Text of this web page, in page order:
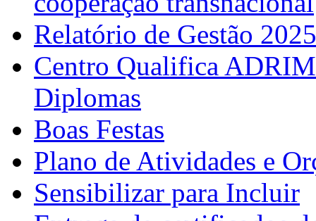
Relatório de Gestão 2025
Centro Qualifica
Diplomas
Boas Festas
Plano de Atividades e
Sensibilizar para Incluir